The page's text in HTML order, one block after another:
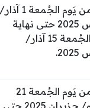
بدءََ من يَوم الجُمعة 1 آذار/
مارس 2025 حتى نهاية
يوم الجُمعة 15 آذار/
بدءََ من يَوم الجُمعة 21
يونيو/ حزيران 2025 حتى